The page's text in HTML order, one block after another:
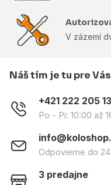
V zázemí
Náš tím je tu pre Vás
+421 222 205
Po - Pi: 10:00 až
Odpovieme do
3 predajne